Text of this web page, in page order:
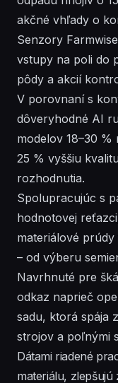
akčné vhľady o
Senzory
vstupy na poli do
pôdy a akcií
V porovnaní s
dôveryhodné AI
modelov 18–30
25 % vyššiu
rozhodnutia.
Spolupracujúc s
hodnotovej
materiálové
– od výberu
Navrhnuté pre
odkaz naprieč
sadu, ktorá spája
strojov a poľnými
Dátami riadené
materiálu, zlepšujú